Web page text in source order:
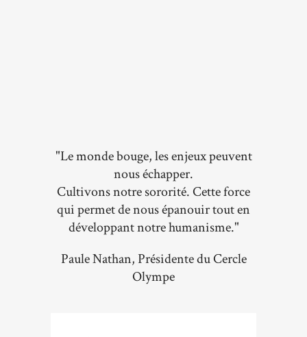
"Le monde bouge, les enjeux peuvent
nous échapper.
Cultivons notre sororité. Cette force
qui permet de nous épanouir tout en
développant notre humanisme."
Paule Nathan, Présidente du Cercle
Olympe